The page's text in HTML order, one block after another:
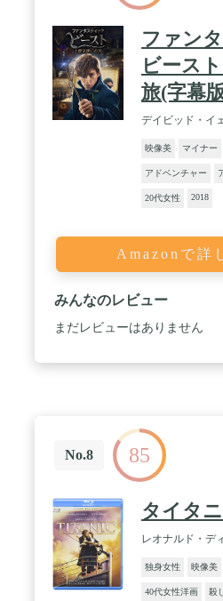
ファン
ビース
旅(字幕
デイビッド・イ
映像美 マイナー
アドベンチャー
20代女性 2018
Amazonで詳
みんなのレビュー
まだレビューはありません
No.8 85
タイタ
レオナルド・デ
独身女性 映像美
40代女性洋画 殺